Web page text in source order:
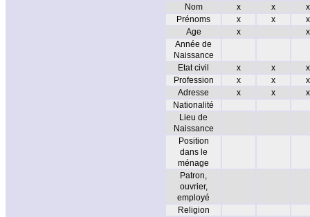
Nom
x x
x
Prénoms
x x
x
Age
x
x
Année de
Naissance
Etat civil
x x
x
Profession
x x
x
Adresse
x x
x
Nationalité
Lieu de
Naissance
Position
dans le
ménage
Patron,
ouvrier,
employé
Religion